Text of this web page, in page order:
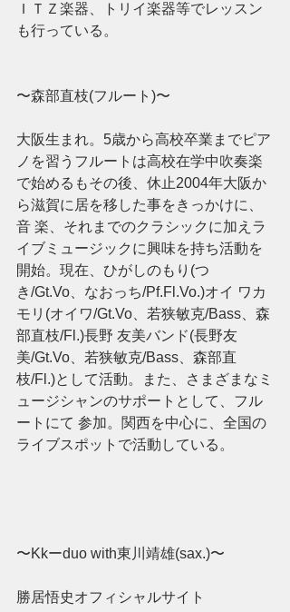
ＩＴＺ楽器、トリイ楽器等でレッスン
も行っている。
〜森部直枝(フルート)〜
大阪生まれ。5歳から高校卒業までピア
ノを習うフルートは高校在学中吹奏楽
で始めるもその後、休止2004年大阪か
ら滋賀に居を移した事をきっかけに、
音 楽、それまでのクラシックに加えラ
イブミュージックに興味を持ち活動を
開始。現在、ひがしのもり(つ
き/Gt.Vo、なおっち/Pf.Fl.Vo.)オイ ワカ
モリ(オイワ/Gt.Vo、若狭敏克/Bass、森
部直枝/Fl.)長野 友美バンド(長野友
美/Gt.Vo、若狭敏克/Bass、森部直
枝/Fl.)として活動。また、さまざまなミ
ュージシャンのサポートとして、フル
ートにて 参加。関西を中心に、全国の
ライブスポットで活動している。
〜Kkーduo with東川靖雄(sax.)〜
勝居悟史オフィシャルサイト